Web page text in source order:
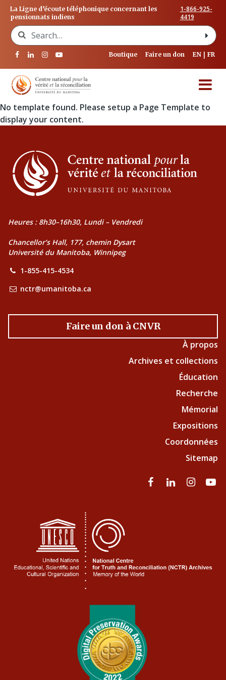
La Ligne d’écoute téléphonique concernant les
pensionnats indiens
1-866-925-
4419
Search for:
Boutique Faire un don EN FR
No template found. Please setup a Page Template to
display your content.
Heures : 8h30–16h30, Lundi – Vendredi
Chancellor’s Hall, 177, chemin Dysart
Université du Manitoba, Winnipeg
1-855-415-4534
nctr@umanitoba.ca
Faire un don à CNVR
À propos
Archives et collections
Éducation
Recherche
Mémorial
Expositions
Coordonnées
Sitemap